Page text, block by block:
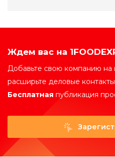
Ждем вас на
Добавьте свою компанию на
расширьте деловые
Бесплатная публикация